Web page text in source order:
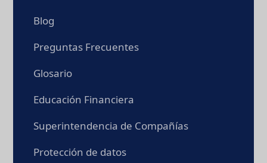
Blog
Preguntas Frecuentes
Glosario
Educación Financiera
Superintendencia de Compañías
Protección de datos